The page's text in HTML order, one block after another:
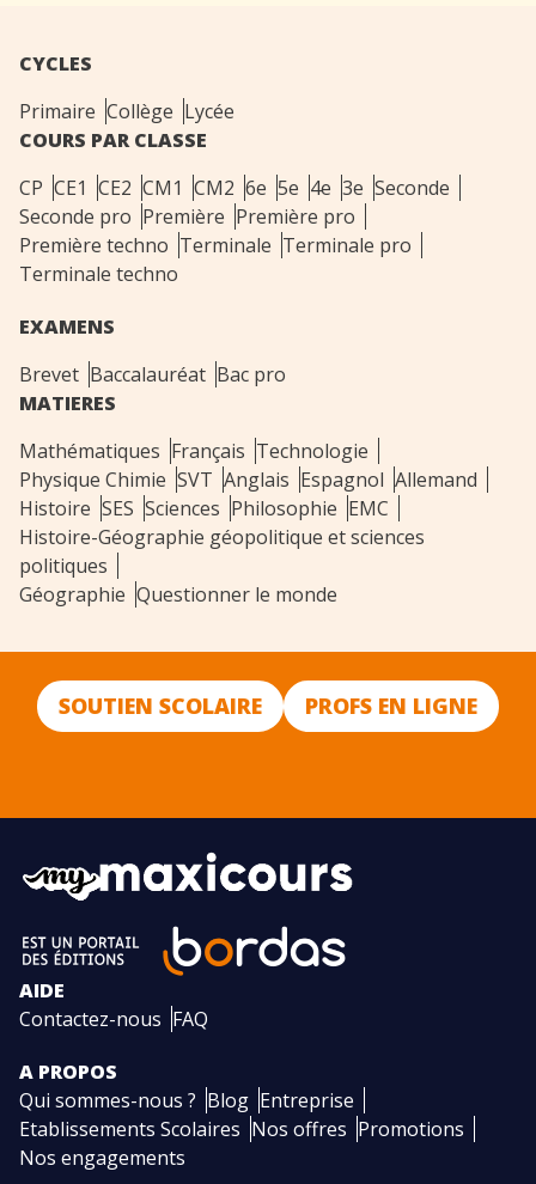
CYCLES
Primaire Collège Lycée
COURS PAR CLASSE
CP CE1 CE2 CM1 CM2 6e 5e 4e 3e Seconde
Seconde pro Première Première pro
Première techno Terminale Terminale pro
Terminale techno
EXAMENS
Brevet Baccalauréat Bac pro
MATIERES
Mathématiques Français Technologie
Physique Chimie SVT Anglais Espagnol Allemand
Histoire SES Sciences Philosophie EMC
Histoire-Géographie géopolitique et sciences
politiques
Géographie Questionner le monde
SOUTIEN SCOLAIRE PROFS EN LIGNE
AIDE
Contactez-nous FAQ
A PROPOS
Qui sommes-nous ? Blog Entreprise
Etablissements Scolaires Nos offres Promotions
Nos engagements